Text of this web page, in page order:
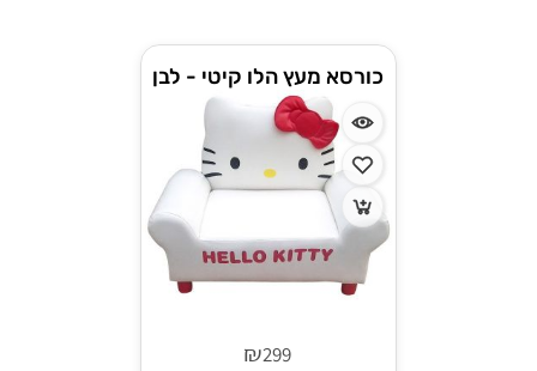
כורסא מעץ הלו קיטי - לבן
₪299